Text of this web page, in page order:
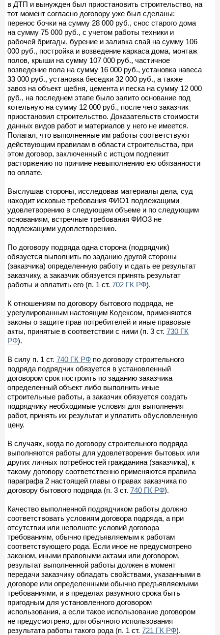
в ДТП и вынужден был приостановить строительство, на
тот момент согласно договору уже был сделаны:
перенос бочки на сумму 28 000 руб., снос старого дома
на сумму 75 000 руб., с учетом работы техники и
рабочей бригады, бурение и заливка свай на сумму 106
000 руб., постройка и возведение каркаса дома, монтаж
полов, крыши на сумму 107 000 руб., частичное
возведение пола на сумму 16 000 руб., установка навеса
33 000 руб., установка беседки 32 000 руб., а также
завоз на объект щебня, цемента и песка на сумму 12 000
руб., на последнем этапе было залито основание под
котельную на сумму 12 000 руб., после чего заказчик
приостановил строительство. Доказательств стоимости
данных видов работ и материалов у него не имеется.
Полагал, что выполненные им работы соответствуют
действующим правилам в области строительства, при
этом договор, заключенный с истцом подлежит
расторжению по причине невыполнению ею обязанности
по оплате.
Выслушав стороны, исследовав материалы дела, суд
находит исковые требования ФИО1 подлежащими
удовлетворению в следующем объеме и по следующим
основаниям, встречные требования ФИО3 не
подлежащими удовлетворению.
По договору подряда одна сторона (подрядчик)
обязуется выполнить по заданию другой стороны
(заказчика) определенную работу и сдать ее результат
заказчику, а заказчик обязуется принять результат
работы и оплатить его (п. 1 ст. 702 ГК РФ).
К отношениям по договору бытового подряда, не
урегулированным настоящим Кодексом, применяются
законы о защите прав потребителей и иные правовые
акты, принятые в соответствии с ними (п. 3 ст. 730 ГК
РФ).
В силу п. 1 ст. 740 ГК РФ по договору строительного
подряда подрядчик обязуется в установленный
договором срок построить по заданию заказчика
определенный объект либо выполнить иные
строительные работы, а заказчик обязуется создать
подрядчику необходимые условия для выполнения
работ, принять их результат и уплатить обусловленную
цену.
В случаях, когда по договору строительного подряда
выполняются работы для удовлетворения бытовых или
других личных потребностей гражданина (заказчика), к
такому договору соответственно применяются правила
параграфа 2 настоящей главы о правах заказчика по
договору бытового подряда (п. 3 ст. 740 ГК РФ).
Качество выполненной подрядчиком работы должно
соответствовать условиям договора подряда, а при
отсутствии или неполноте условий договора
требованиям, обычно предъявляемым к работам
соответствующего рода. Если иное не предусмотрено
законом, иными правовыми актами или договором,
результат выполненной работы должен в момент
передачи заказчику обладать свойствами, указанными в
договоре или определенными обычно предъявляемыми
требованиями, и в пределах разумного срока быть
пригодным для установленного договором
использования, а если такое использование договором
не предусмотрено, для обычного использования
результата работы такого рода (п. 1 ст. 721 ГК РФ).